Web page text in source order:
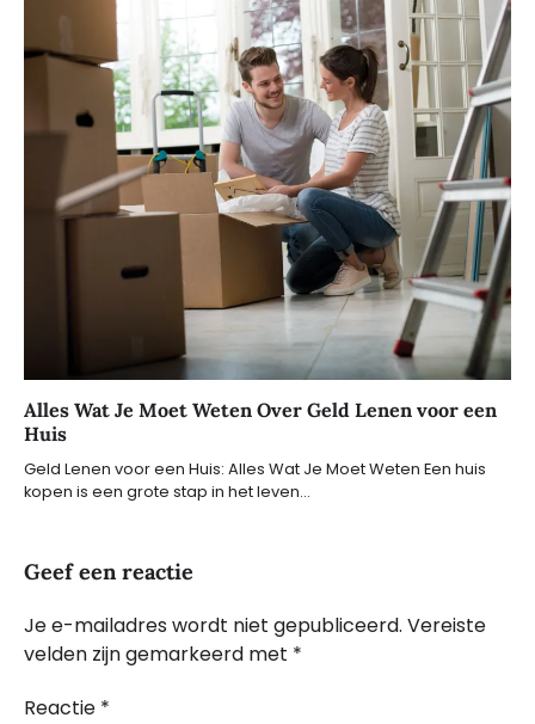
Alles Wat Je Moet Weten Over Geld Lenen voor een
Huis
Geld Lenen voor een Huis: Alles Wat Je Moet Weten Een huis
kopen is een grote stap in het leven…
Geef een reactie
Je e-mailadres wordt niet gepubliceerd. Vereiste
velden zijn gemarkeerd met *
Reactie *